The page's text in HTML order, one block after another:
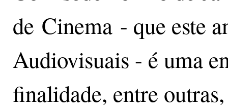
de Cinema - que este
Audiovisuais - é uma
finalidade, entre